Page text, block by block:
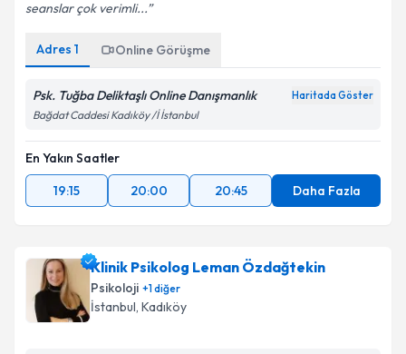
seanslar çok verimli...
Adres 1 Online Görüşme
Psk. Tuğba Deliktaşlı Online Danışmanlık Haritada Göster
Bağdat Caddesi Kadıköy /İ İstanbul
En Yakın Saatler
19:15
20:00 20:45 Daha Fazla
Klinik Psikolog Leman Özdağtekin
Psikoloji +1diğer
İstanbul, Kadıköy